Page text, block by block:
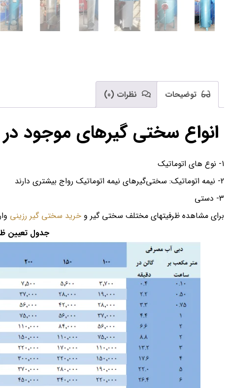
توضیحات نظرات (0)
انواع سختی گیرهای موجود در
1- نوع های اتوماتیک
2- نیمه اتوماتیک: سختی‌گیرهای نیمه اتوماتیک رواج بیشتری دارند
3- دستی
برای مشاهده ظرفیتهای مختلف سختی گیر و خرید سختی گیر رزینی
جدول تعیین